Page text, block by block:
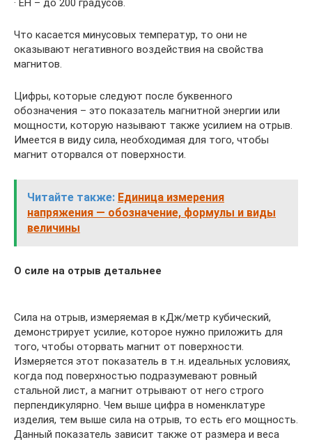
· EH – до 200 градусов.
Что касается минусовых температур, то они не
оказывают негативного воздействия на свойства
магнитов.
Цифры, которые следуют после буквенного
обозначения – это показатель магнитной энергии или
мощности, которую называют также усилием на отрыв.
Имеется в виду сила, необходимая для того, чтобы
магнит оторвался от поверхности.
Читайте также: Единица измерения
напряжения — обозначение, формулы и виды
величины
О силе на отрыв детальнее
Сила на отрыв, измеряемая в кДж/метр кубический,
демонстрирует усилие, которое нужно приложить для
того, чтобы оторвать магнит от поверхности.
Измеряется этот показатель в т.н. идеальных условиях,
когда под поверхностью подразумевают ровный
стальной лист, а магнит отрывают от него строго
перпендикулярно. Чем выше цифра в номенклатуре
изделия, тем выше сила на отрыв, то есть его мощность.
Данный показатель зависит также от размера и веса